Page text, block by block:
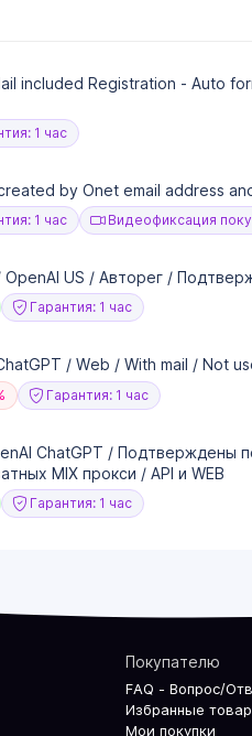
included Registration - Auto
1 час
by Onet email address
1 час Видеофиксация
OpenAI US / Авторег /
Гарантия: 1 час
/ Web / With mail / Not
Гарантия: 1 час
ChatGPT / Подтверждены
MIX прокси / API и WEB
Гарантия: 1 час
Покупателю
FAQ - Вопрос/
Избранные
Мои покупки